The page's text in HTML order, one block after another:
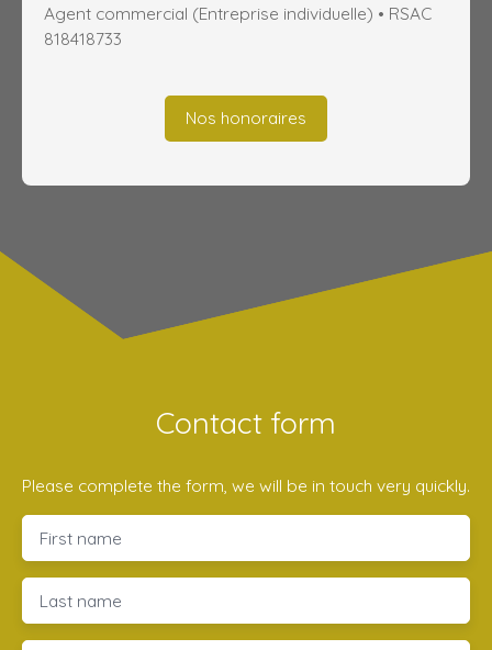
Agent commercial (Entreprise individuelle) • RSAC
818418733
Nos honoraires
Contact form
Please complete the form, we will be in touch very quickly.
First name
Last name